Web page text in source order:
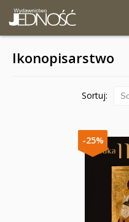
Ikonopisarstwo
Sortuj:
-25%